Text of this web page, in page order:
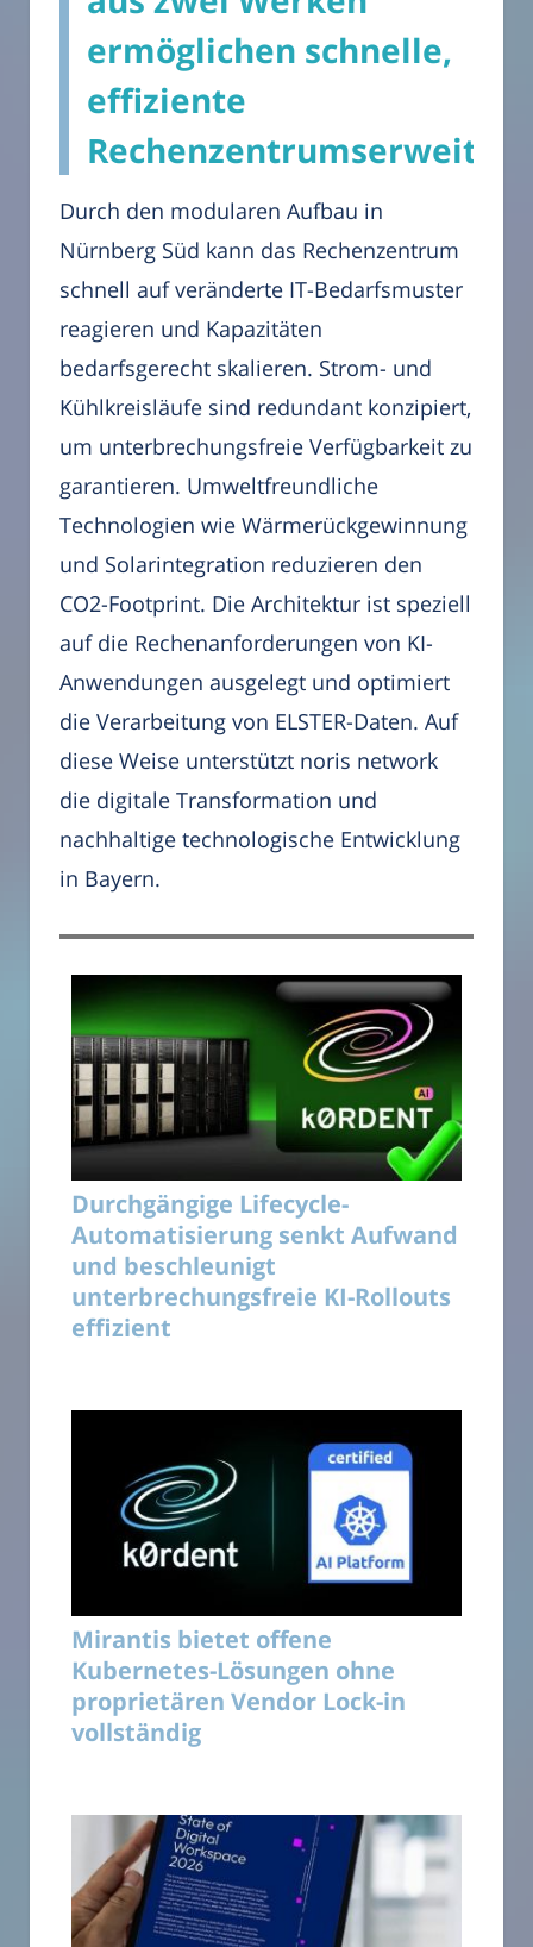
ermöglichen schnelle,
effiziente
Durch den modularen Aufbau in
Nürnberg Süd kann das Rechenzentrum
schnell auf veränderte IT-Bedarfsmuster
reagieren und Kapazitäten
bedarfsgerecht skalieren. Strom- und
Kühlkreisläufe sind redundant konzipiert,
um unterbrechungsfreie Verfügbarkeit zu
garantieren. Umweltfreundliche
Technologien wie Wärmerückgewinnung
und Solarintegration reduzieren den
CO2-Footprint. Die Architektur ist speziell
auf die Rechenanforderungen von KI-
Anwendungen ausgelegt und optimiert
die Verarbeitung von ELSTER-Daten. Auf
diese Weise unterstützt noris network
die digitale Transformation und
nachhaltige technologische Entwicklung
in Bayern.
Durchgängige Lifecycle-
Automatisierung senkt Aufwand
und beschleunigt
unterbrechungsfreie KI-Rollouts
effizient
Mirantis bietet offene
Kubernetes-Lösungen ohne
proprietären Vendor Lock-in
vollständig